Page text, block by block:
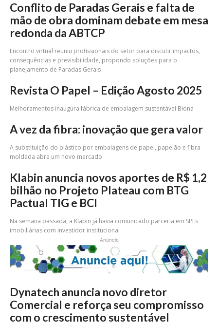
Conflito de Paradas Gerais e falta de
mão de obra dominam debate em mesa
redonda da ABTCP
Encontro virtual reuniu profissionais do setor para discutir impactos,
consequências e previsibilidade, propondo soluções para o
planejamento de Paradas Gerais
Revista O Papel – Edição Agosto 2025
Melhoramentos inaugura fábrica de embalagem sustentável Biona
A vez da fibra: inovação que gera valor
A substituição do plástico por embalagens de papel, papelão e fibra
moldada abre um novo mercado
Klabin anuncia novos aportes de R$ 1,2
bilhão no Projeto Plateau com BTG
Pactual TIG e BCI
Na semana passada, a Klabin já havia comunicado parceria em SPEs
imobiliárias com investidor institucional
Anúncio
Dynatech anuncia novo diretor
Comercial e reforça seu compromisso
com o crescimento sustentável